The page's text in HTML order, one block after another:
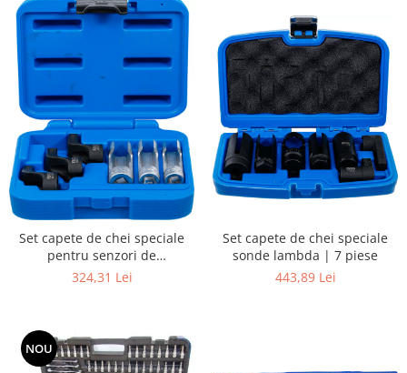
Set capete de chei speciale
pentru senzori de
temperatura gaze evacuate
324,31 Lei
Set capete de chei speciale
sonde lambda | 7 piese
443,89 Lei
NOU